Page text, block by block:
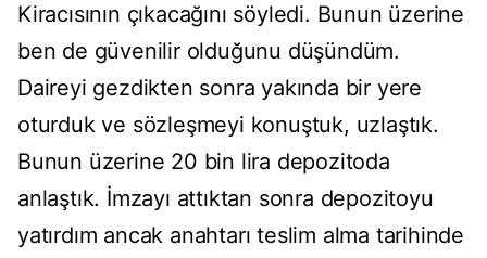
Kiracısının çıkacağını söyledi. Bunun üzerine
ben de güvenilir olduğunu düşündüm.
Daireyi gezdikten sonra yakında bir yere
oturduk ve sözleşmeyi konuştuk, uzlaştık.
Bunun üzerine 20 bin lira depozitoda
anlaştık. İmzayı attıktan sonra depozitoyu
yatırdım ancak anahtarı teslim alma tarihinde